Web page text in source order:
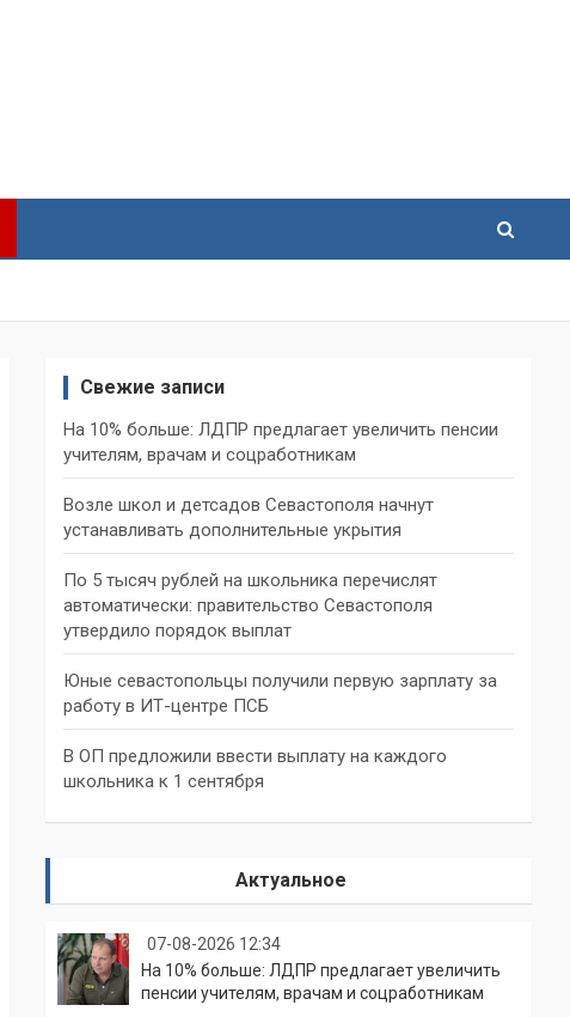
Свежие записи
На 10% больше: ЛДПР предлагает увеличить пенсии
учителям, врачам и соцработникам
Возле школ и детсадов Севастополя начнут
устанавливать дополнительные укрытия
По 5 тысяч рублей на школьника перечислят
автоматически: правительство Севастополя
утвердило порядок выплат
Юные севастопольцы получили первую зарплату за
работу в ИТ-центре ПСБ
В ОП предложили ввести выплату на каждого
школьника к 1 сентября
Актуальное
07-08-2026 12:34
На 10% больше: ЛДПР предлагает увеличить
пенсии учителям, врачам и соцработникам